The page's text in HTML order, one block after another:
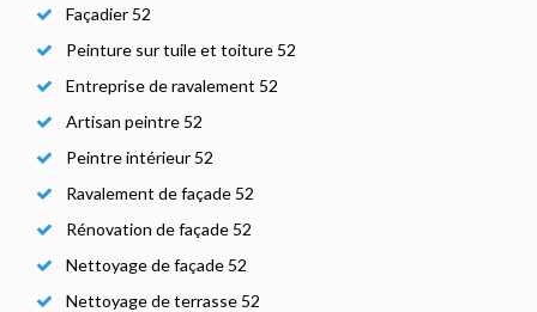
Façadier 52
Peinture sur tuile et toiture 52
Entreprise de ravalement 52
Artisan peintre 52
Peintre intérieur 52
Ravalement de façade 52
Rénovation de façade 52
Nettoyage de façade 52
Nettoyage de terrasse 52